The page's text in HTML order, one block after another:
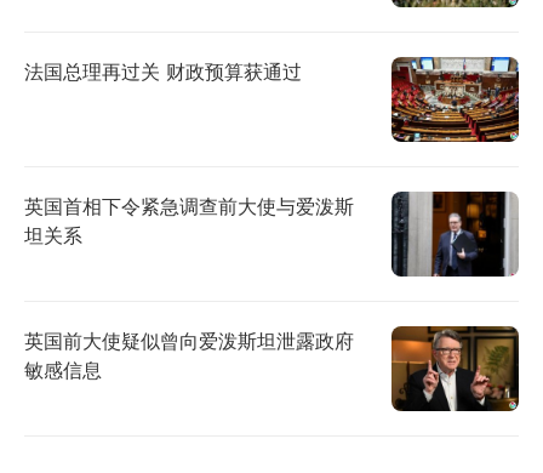
法国总理再过关 财政预算获通过
英国首相下令紧急调查前大使与爱泼斯
坦关系
英国前大使疑似曾向爱泼斯坦泄露政府
敏感信息